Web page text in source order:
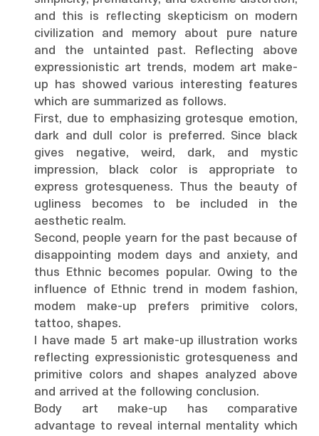
and this is reflecting skepticism on modern
civilization and memory about pure nature
and the untainted past. Reflecting above
expressionistic art trends, modem art make-
up has showed various interesting features
which are summarized as follows.
First, due to emphasizing grotesque emotion,
dark and dull color is preferred. Since black
gives negative, weird, dark, and mystic
impression, black color is appropriate to
express grotesqueness. Thus the beauty of
ugliness becomes to be included in the
aesthetic realm.
Second, people yearn for the past because of
disappointing modem days and anxiety, and
thus Ethnic becomes popular. Owing to the
influence of Ethnic trend in modem fashion,
modem make-up prefers primitive colors,
tattoo, shapes.
I have made 5 art make-up illustration works
reflecting expressionistic grotesqueness and
primitive colors and shapes analyzed above
and arrived at the following conclusion.
Body art make-up has comparative
advantage to reveal internal mentality which